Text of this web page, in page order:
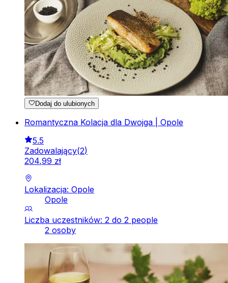
Dodaj do ulubionych
Romantyczna Kolacja dla Dwojga | Opole
5.5
Zadowalający(2)
204,99 zł
Lokalizacja: Opole
Opole
Liczba uczestników: 2 do 2 people
2 osoby